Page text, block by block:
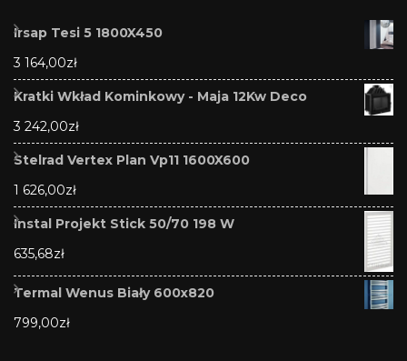
Irsap Tesi 5 1800X450
3 164,00zł
Kratki Wkład Kominkowy - Maja 12Kw Deco
3 242,00zł
Stelrad Vertex Plan Vp11 1600X600
1 626,00zł
Instal Projekt Stick 50/70 198 W
635,68zł
Termal Wenus Biały 600x820
799,00zł